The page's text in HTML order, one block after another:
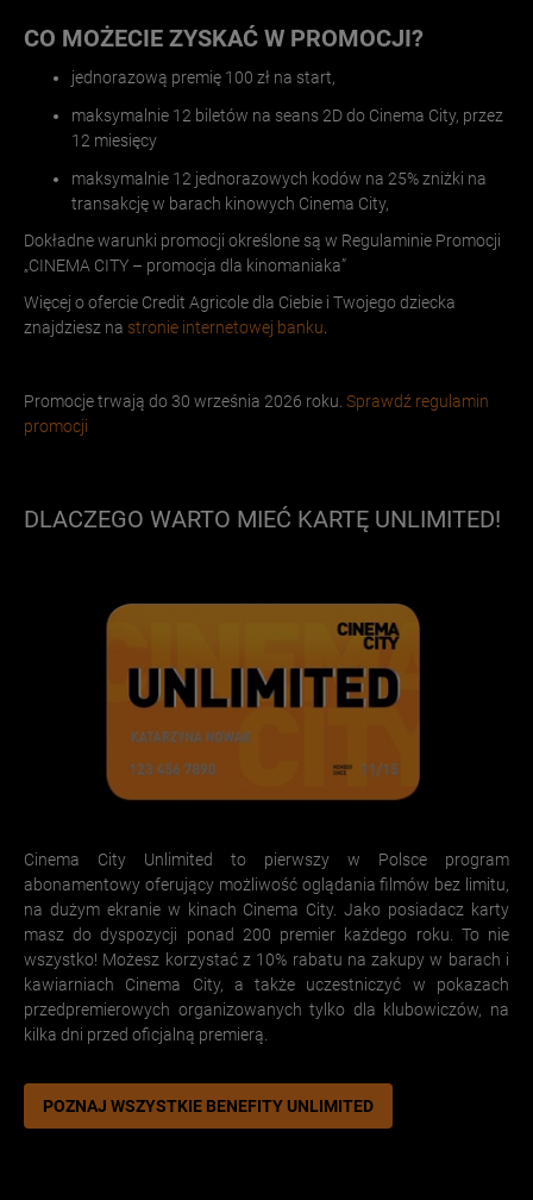
CO MOŻECIE ZYSKAĆ W PROMOCJI?
jednorazową premię 100 zł na start,
maksymalnie 12 biletów na seans 2D do Cinema City, przez
12 miesięcy
maksymalnie 12 jednorazowych kodów na 25% zniżki na
transakcję w barach kinowych Cinema City,
Dokładne warunki promocji określone są w Regulaminie Promocji
„CINEMA CITY – promocja dla kinomaniaka”
Więcej o ofercie Credit Agricole dla Ciebie i Twojego dziecka
znajdziesz na stronie internetowej banku
Promocje trwają do 30 września 2026 roku. Sprawdź regulamin
promocji
DLACZEGO WARTO MIEĆ KARTĘ UNLIMITED!
Cinema City Unlimited to pierwszy w Polsce program
abonamentowy oferujący możliwość oglądania filmów bez limitu,
na dużym ekranie w kinach Cinema City. Jako posiadacz karty
masz do dyspozycji ponad 200 premier każdego roku. To nie
wszystko! Możesz korzystać z 10% rabatu na zakupy w barach i
kawiarniach Cinema City, a także uczestniczyć w pokazach
przedpremierowych organizowanych tylko dla klubowiczów, na
kilka dni przed oficjalną premierą.
POZNAJ WSZYSTKIE BENEFITY UNLIMITED